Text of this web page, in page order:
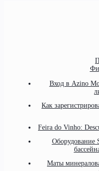
Вход в Azino
Как
Feira do Vinho:
Оборудование
Маты